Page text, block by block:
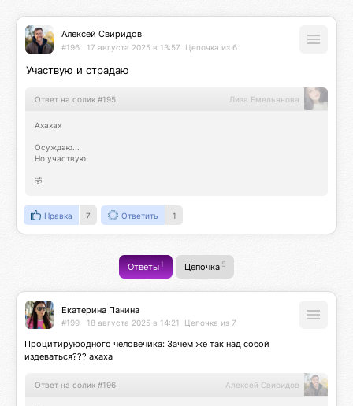
Алексей Свиридов
#196 17 августа 2025 в 13:57 Цепочка из 6
Участвую и страдаю
Ответ на солик #195 Лиза Емельянова
Ахахах
Осуждаю...
Но участвую
🤣
Нравка 7 Ответить 1
Ответы1 Цепочка 5
Екатерина Панина
#199 18 августа 2025 в 14:21 Цепочка из 7
Процитируюодного человечика: Зачем же так над собой
издеваться??? ахаха
Ответ на солик #196 Алексей Свиридов